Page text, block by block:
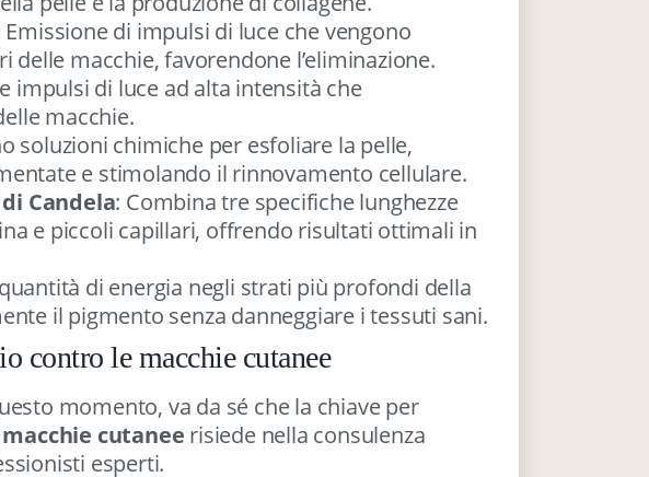
di impulsi di luce che vengono
delle macchie, favorendone l’eliminazione.
impulsi di luce ad alta intensità che
macchie.
soluzioni chimiche per esfoliare la pelle,
e stimolando il rinnovamento cellulare.
Candela: Combina tre specifiche lunghezze
e piccoli capillari, offrendo risultati ottimali in
di energia negli strati più profondi della
il pigmento senza danneggiare i tessuti sani.
contro le macchie cutanee
momento, va da sé che la chiave per
cutanee risiede nella consulenza
esperti.